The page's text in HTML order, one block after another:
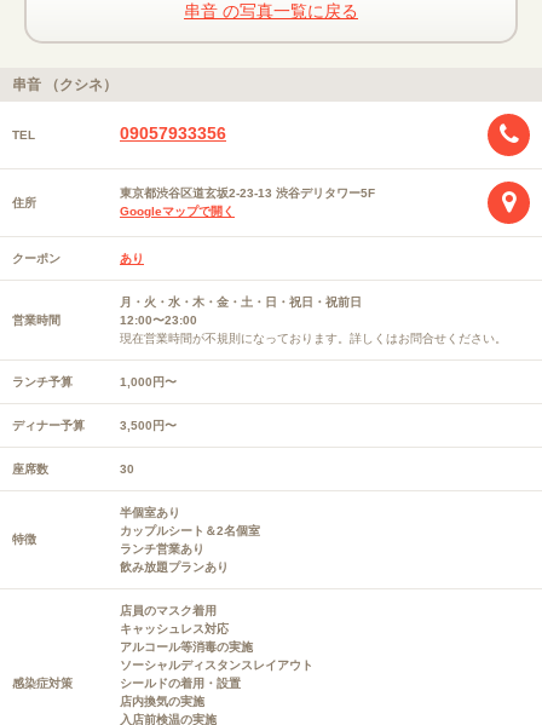
串音 の写真一覧に戻る
串音 （クシネ）
TEL 09057933356
住所
東京都渋谷区道玄坂2-23-13 渋谷デリタワー5F
Googleマップで開く
クーポン あり
営業時間
月・火・水・木・金・土・日・祝日・祝前日
12:00〜23:00
現在営業時間が不規則になっております。詳しくはお問合せください。
ランチ予算 1,000円〜
ディナー予算 3,500円〜
座席数 30
特徴
半個室あり
カップルシート＆2名個室
ランチ営業あり
飲み放題プランあり
感染症対策
店員のマスク着用
キャッシュレス対応
アルコール等消毒の実施
ソーシャルディスタンスレイアウト
シールドの着用・設置
店内換気の実施
入店前検温の実施